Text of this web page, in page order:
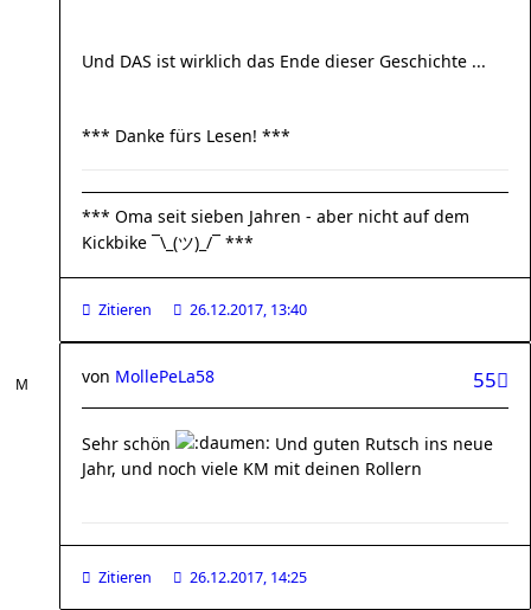
Und DAS ist wirklich das Ende dieser Geschichte ...
*** Danke fürs Lesen! ***
*** Oma seit sieben Jahren - aber nicht auf dem
Kickbike ¯\_(ツ)_/¯ ***
Zitieren 26.12.2017, 13:40
55
von MollePeLa58
Sehr schön
Und guten Rutsch ins neue
Jahr, und noch viele KM mit deinen Rollern
Zitieren 26.12.2017, 14:25